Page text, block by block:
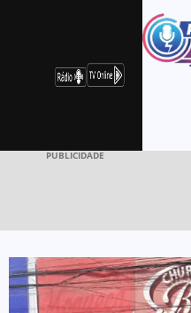
PUBLICIDADE